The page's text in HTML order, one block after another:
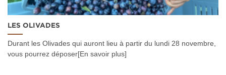
LES OLIVADES
Durant les Olivades qui auront lieu à partir du lundi 28 novembre,
vous pourrez déposer[En savoir plus]